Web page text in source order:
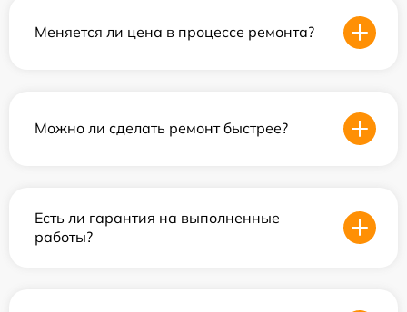
Меняется ли цена в процессе ремонта?
Можно ли сделать ремонт быстрее?
Есть ли гарантия на выполненные
работы?